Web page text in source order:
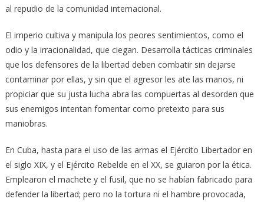
al repudio de la comunidad internacional.
El imperio cultiva y manipula los peores sentimientos, como el
odio y la irracionalidad, que ciegan. Desarrolla tácticas criminales
que los defensores de la libertad deben combatir sin dejarse
contaminar por ellas, y sin que el agresor les ate las manos, ni
propiciar que su justa lucha abra las compuertas al desorden que
sus enemigos intentan fomentar como pretexto para sus
maniobras.
En Cuba, hasta para el uso de las armas el Ejército Libertador en
el siglo XIX, y el Ejército Rebelde en el XX, se guiaron por la ética.
Emplearon el machete y el fusil, que no se habían fabricado para
defender la libertad; pero no la tortura ni el hambre provocada,